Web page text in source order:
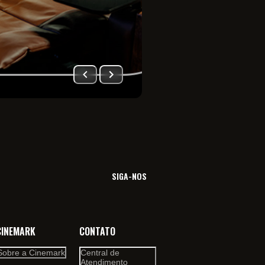
SIGA-NOS
a Cinemark
CONTATO
Central de
Atendimento